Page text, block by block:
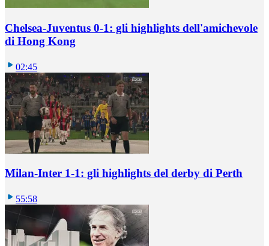
Chelsea-Juventus 0-1: gli highlights dell'amichevole
di Hong Kong
02:45
Milan-Inter 1-1: gli highlights del derby di Perth
55:58